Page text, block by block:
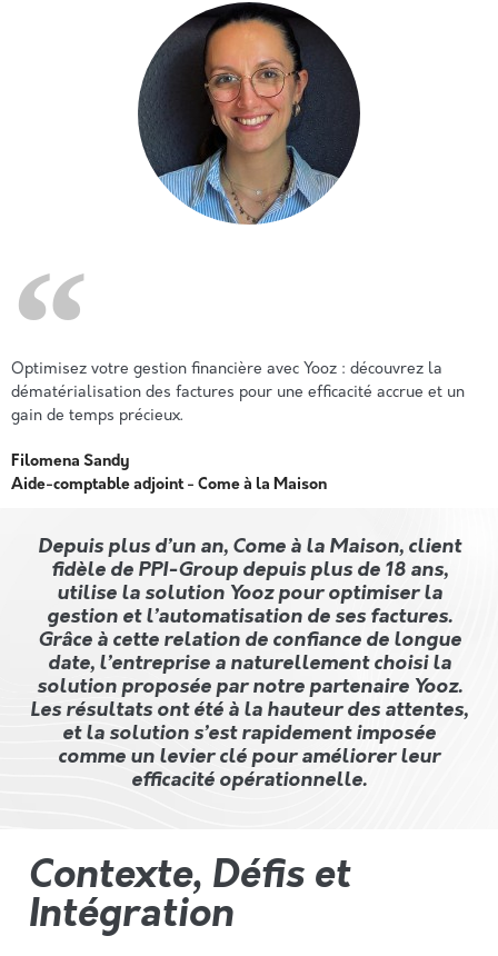
Optimisez votre gestion financière avec Yooz : découvrez la
dématérialisation des factures pour une efficacité accrue et un
gain de temps précieux.
Filomena Sandy
Aide-comptable adjoint - Come à la Maison
Depuis plus d’un an, Come à la Maison, client
fidèle de PPI-Group depuis plus de 18 ans,
utilise la solution Yooz pour optimiser la
gestion et l’automatisation de ses factures.
Grâce à cette relation de confiance de longue
date, l’entreprise a naturellement choisi la
solution proposée par notre partenaire Yooz.
Les résultats ont été à la hauteur des attentes,
et la solution s’est rapidement imposée
comme un levier clé pour améliorer leur
efficacité opérationnelle.
Contexte, Défis et
Intégration